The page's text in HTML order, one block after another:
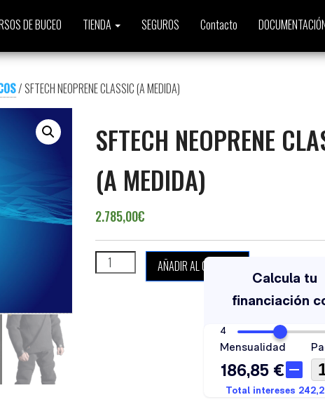
DE BUCEO TIENDA SEGUROS Contacto
/ SFTECH NEOPRENE CLASSIC (A MEDIDA)
SFTECH NEOPRENE
(A MEDIDA)
2.785,00€
SFTECH NEOPRENE CLASSIC (A MEDIDA) cantidad
AÑADIR AL CARRITO